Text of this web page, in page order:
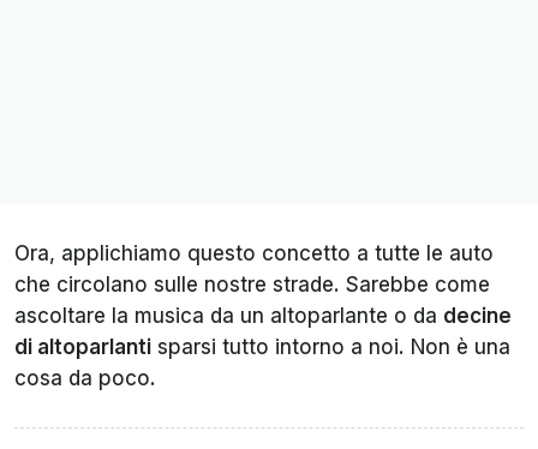
Ora, applichiamo questo concetto a tutte le auto
che circolano sulle nostre strade. Sarebbe come
ascoltare la musica da un altoparlante o da decine
di altoparlanti sparsi tutto intorno a noi. Non è una
cosa da poco.